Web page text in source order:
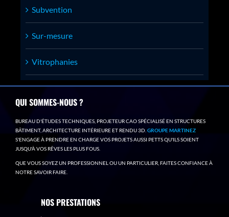
Subvention
Sur-mesure
Vitrophanies
QUI SOMMES-NOUS ?
BUREAU D'ÉTUDES TECHNIQUES, PROJETEUR CAO SPÉCIALISÉ EN STRUCTURES
BÂTIMENT, ARCHITECTURE INTÉRIEURE ET RENDU 3D. GROUPE MARTINEZ
S'ENGAGE À PRENDRE EN CHARGE VOS PROJETS AUSSI PETTS QU'ILS SOIENT
JUSQU'À VOS RÊVES LES PLUS FOUS.
QUE VOUS SOYEZ UN PROFESSIONNEL OU UN PARTICULIER, FAITES CONFIANCE À
NOTRE SAVOIR FAIRE.
NOS PRESTATIONS